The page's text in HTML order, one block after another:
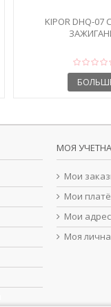
KIPOR DHQ-
МОЯ
Мои
Мои
Мои
Моя